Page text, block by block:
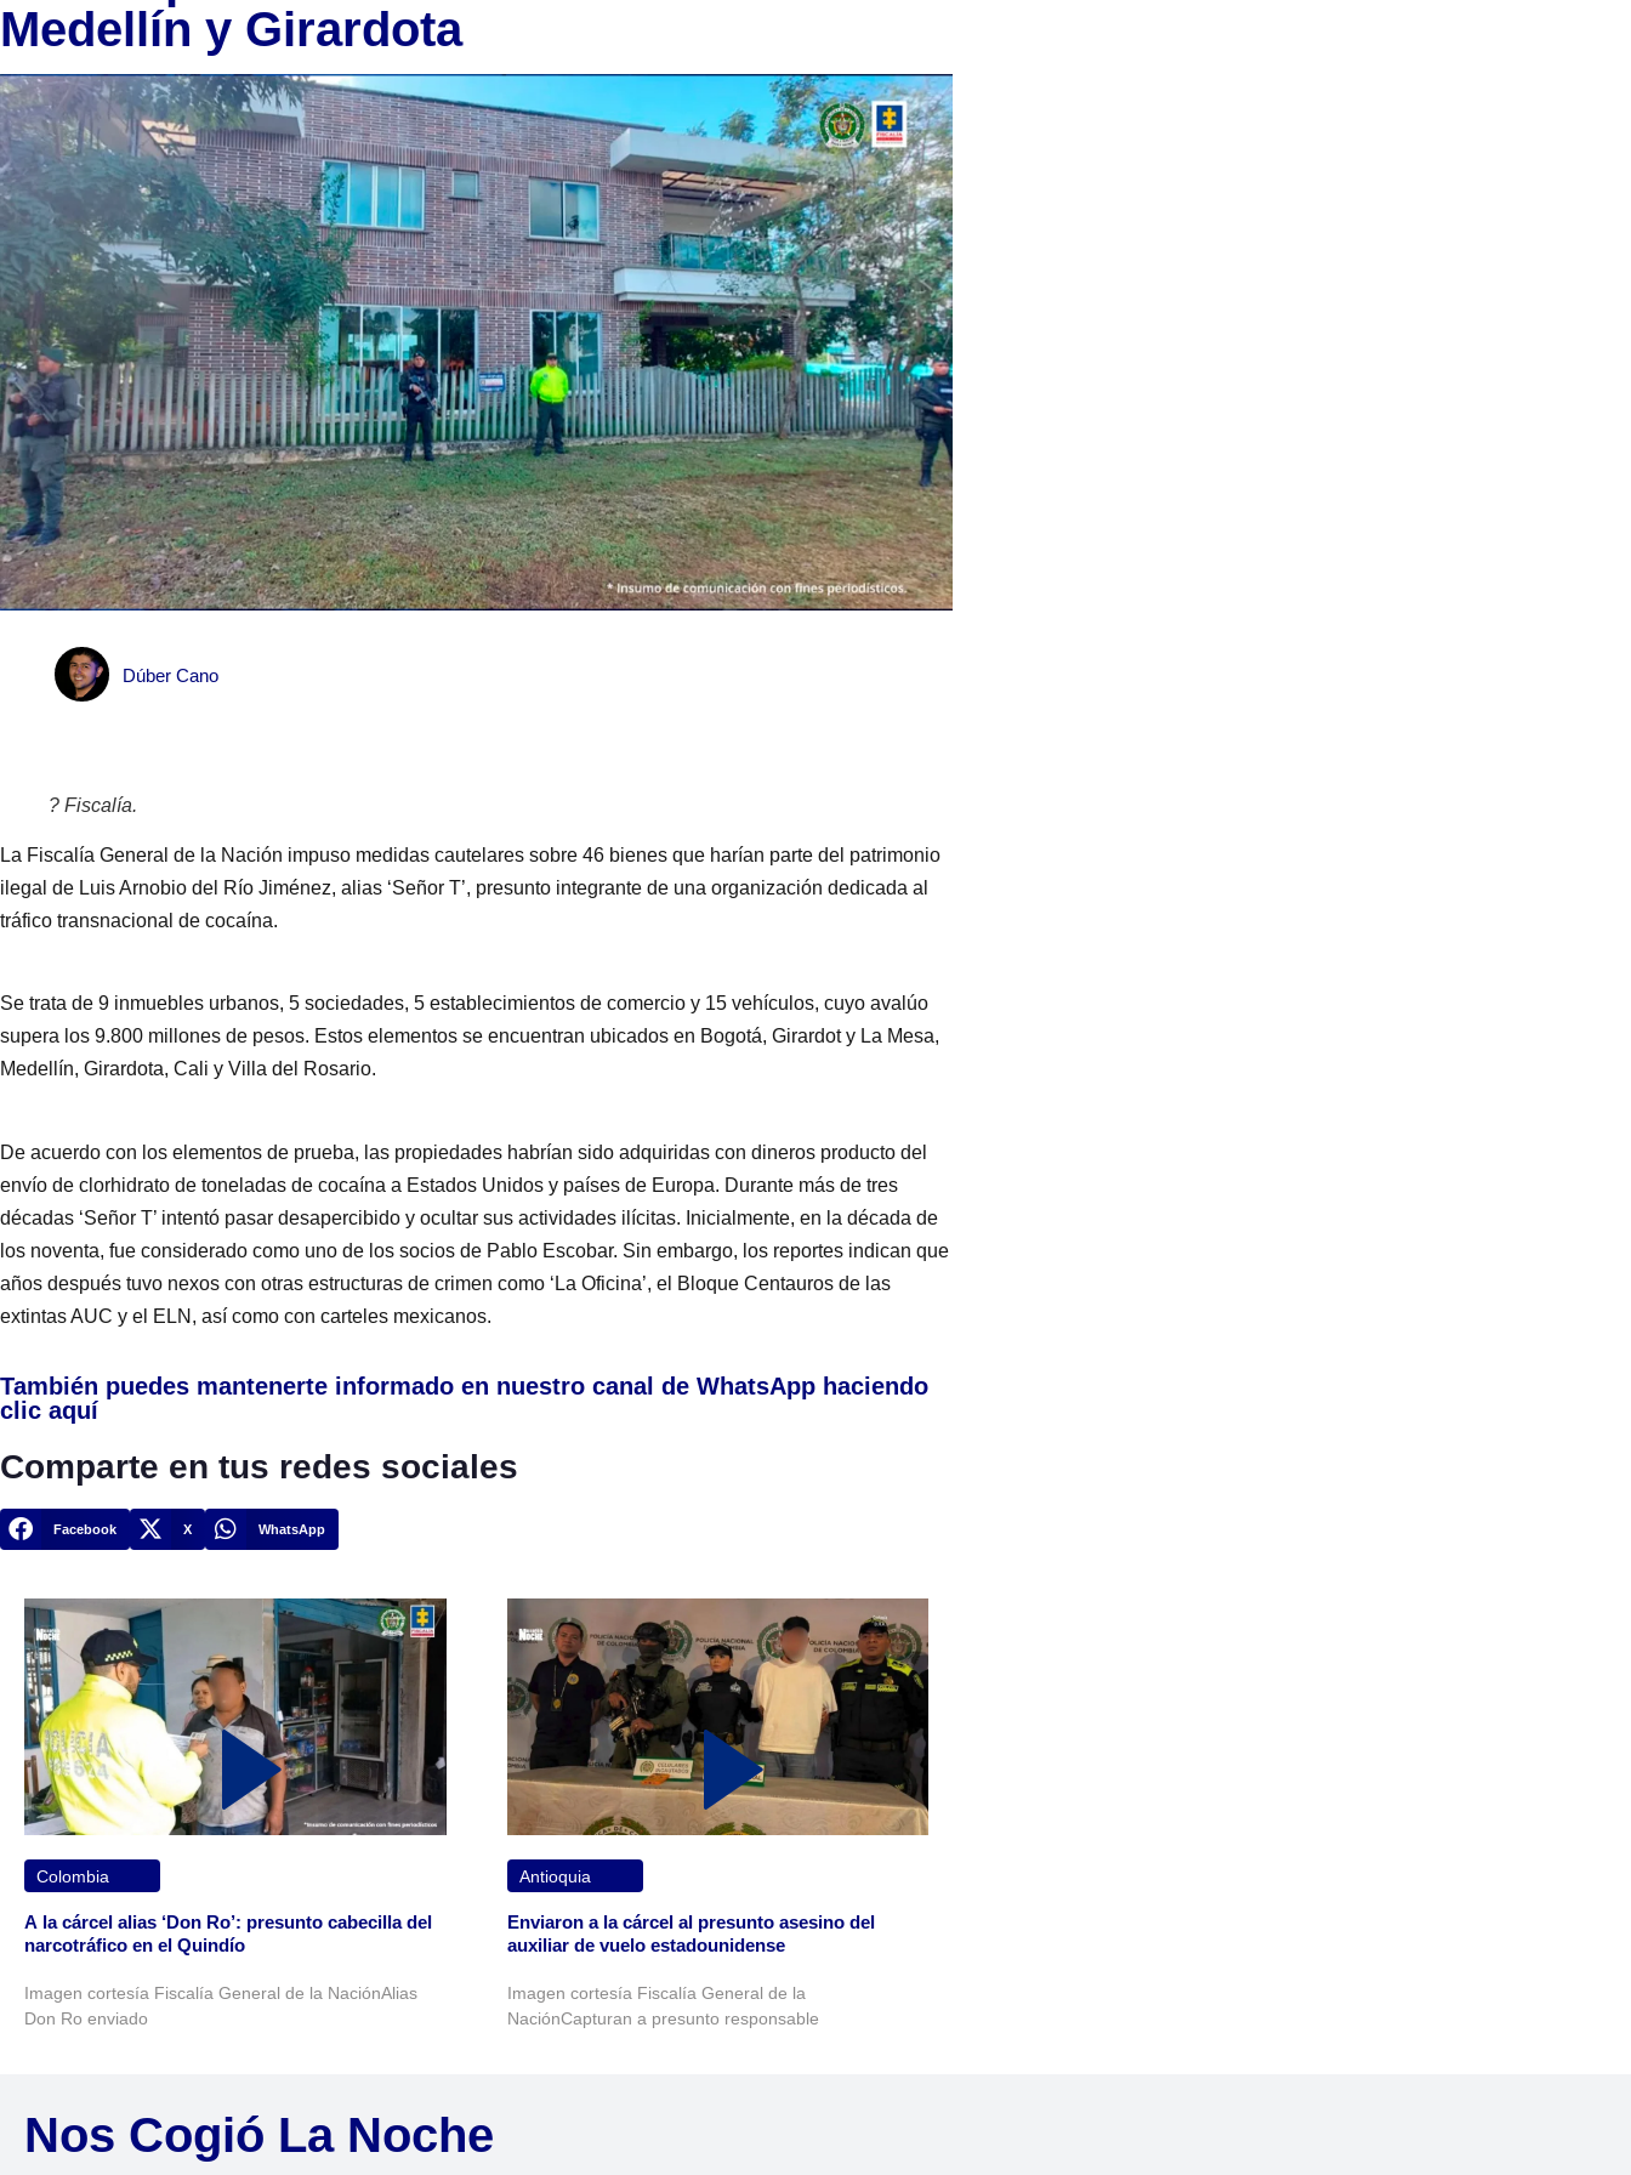
Medellín y Girardota
Dúber Cano
? Fiscalía.
La Fiscalía General de la Nación impuso medidas cautelares sobre 46 bienes que harían parte del patrimonio
ilegal de Luis Arnobio del Río Jiménez, alias ‘Señor T’, presunto integrante de una organización dedicada al
tráfico transnacional de cocaína.
Se trata de 9 inmuebles urbanos, 5 sociedades, 5 establecimientos de comercio y 15 vehículos, cuyo avalúo
supera los 9.800 millones de pesos. Estos elementos se encuentran ubicados en Bogotá, Girardot y La Mesa,
Medellín, Girardota, Cali y Villa del Rosario.
De acuerdo con los elementos de prueba, las propiedades habrían sido adquiridas con dineros producto del
envío de clorhidrato de toneladas de cocaína a Estados Unidos y países de Europa. Durante más de tres
décadas ‘Señor T’ intentó pasar desapercibido y ocultar sus actividades ilícitas. Inicialmente, en la década de
los noventa, fue considerado como uno de los socios de Pablo Escobar. Sin embargo, los reportes indican que
años después tuvo nexos con otras estructuras de crimen como ‘La Oficina’, el Bloque Centauros de las
extintas AUC y el ELN, así como con carteles mexicanos.
También puedes mantenerte informado en nuestro canal de WhatsApp haciendo
clic aquí
Comparte en tus redes sociales
Facebook X WhatsApp
Colombia
A la cárcel alias ‘Don Ro’: presunto cabecilla del
narcotráfico en el Quindío
Imagen cortesía Fiscalía General de la NaciónAlias
Don Ro enviado
Antioquia
Enviaron a la cárcel al presunto asesino del
auxiliar de vuelo estadounidense
Imagen cortesía Fiscalía General de la
NaciónCapturan a presunto responsable
Nos Cogió La Noche